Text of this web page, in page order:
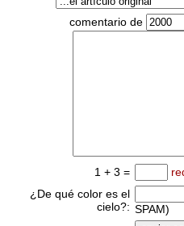
comentario de
1 + 3 =
¿De qué color es el
cielo?: SPAM)